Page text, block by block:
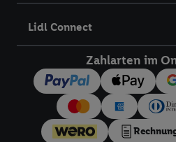
Lidl Connect
Zahlarten im
dieser Werbeausspielungen.
Sofern Sie hier Ihre Zustimmung
Lidl Plus-Konto erstellen bzw. sich
Plus-Konto einloggen, kann
angegebene E-Mail-Adresse von
Verantwortlichkeit mit einem der
verwendet werden, um daraus eine